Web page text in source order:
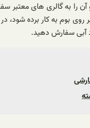
آن را به گالری های
روی بوم به کار برده
آبی سفارش دهید.